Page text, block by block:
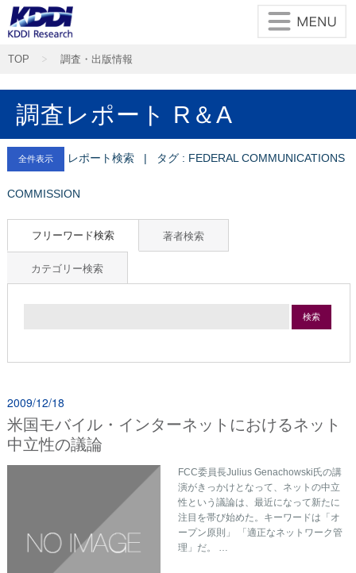
TOP 調査・出版情報
調査レポート R＆A
全件表示 レポート検索 | タグ : FEDERAL COMMUNICATIONS
COMMISSION
フリーワード検索 著者検索
カテゴリー検索
検索
2009/12/18
米国モバイル・インターネットにおけるネット
中立性の議論
FCC委員長Julius Genachowski氏の講
演がきっかけとなって、ネットの中立
性という議論は、最近になって新たに
注目を帯び始めた。キーワードは「オ
ープン原則」 「適正なネットワーク管
理」だ。 …